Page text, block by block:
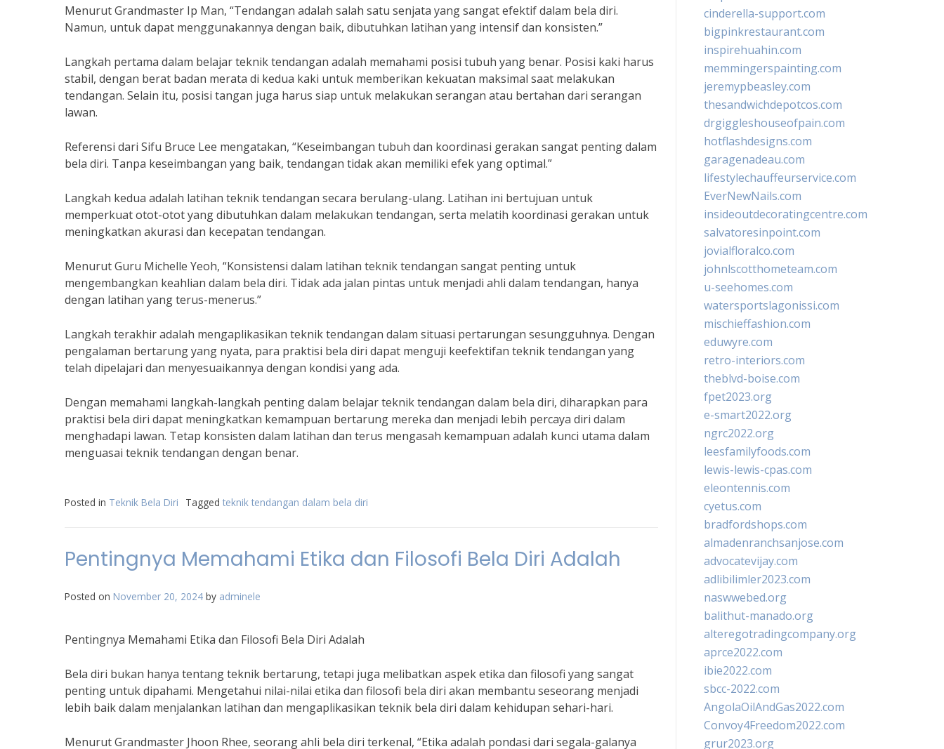
Menurut Grandmaster Ip Man, “Tendangan adalah salah satu senjata yang sangat efektif dalam bela diri.
Namun, untuk dapat menggunakannya dengan baik, dibutuhkan latihan yang intensif dan konsisten.”
Langkah pertama dalam belajar teknik tendangan adalah memahami posisi tubuh yang benar. Posisi kaki harus
stabil, dengan berat badan merata di kedua kaki untuk memberikan kekuatan maksimal saat melakukan
tendangan. Selain itu, posisi tangan juga harus siap untuk melakukan serangan atau bertahan dari serangan
lawan.
Referensi dari Sifu Bruce Lee mengatakan, “Keseimbangan tubuh dan koordinasi gerakan sangat penting dalam
bela diri. Tanpa keseimbangan yang baik, tendangan tidak akan memiliki efek yang optimal.”
Langkah kedua adalah latihan teknik tendangan secara berulang-ulang. Latihan ini bertujuan untuk
memperkuat otot-otot yang dibutuhkan dalam melakukan tendangan, serta melatih koordinasi gerakan untuk
meningkatkan akurasi dan kecepatan tendangan.
Menurut Guru Michelle Yeoh, “Konsistensi dalam latihan teknik tendangan sangat penting untuk
mengembangkan keahlian dalam bela diri. Tidak ada jalan pintas untuk menjadi ahli dalam tendangan, hanya
dengan latihan yang terus-menerus.”
Langkah terakhir adalah mengaplikasikan teknik tendangan dalam situasi pertarungan sesungguhnya. Dengan
pengalaman bertarung yang nyata, para praktisi bela diri dapat menguji keefektifan teknik tendangan yang
telah dipelajari dan menyesuaikannya dengan kondisi yang ada.
Dengan memahami langkah-langkah penting dalam belajar teknik tendangan dalam bela diri, diharapkan para
praktisi bela diri dapat meningkatkan kemampuan bertarung mereka dan menjadi lebih percaya diri dalam
menghadapi lawan. Tetap konsisten dalam latihan dan terus mengasah kemampuan adalah kunci utama dalam
menguasai teknik tendangan dengan benar.
Posted in Teknik Bela Diri Tagged teknik tendangan dalam bela diri
Pentingnya Memahami Etika dan Filosofi Bela Diri Adalah
Posted on November 20, 2024 by adminele
Pentingnya Memahami Etika dan Filosofi Bela Diri Adalah
Bela diri bukan hanya tentang teknik bertarung, tetapi juga melibatkan aspek etika dan filosofi yang sangat
penting untuk dipahami. Mengetahui nilai-nilai etika dan filosofi bela diri akan membantu seseorang menjadi
lebih baik dalam menjalankan latihan dan mengaplikasikan teknik bela diri dalam kehidupan sehari-hari.
Menurut Grandmaster Jhoon Rhee, seorang ahli bela diri terkenal, “Etika adalah pondasi dari segala-galanya
cinderella-support.com
bigpinkrestaurant.com
inspirehuahin.com
memmingerspainting.com
jeremypbeasley.com
thesandwichdepotcos.com
drgiggleshouseofpain.com
hotflashdesigns.com
garagenadeau.com
lifestylechauffeurservice.com
EverNewNails.com
insideoutdecoratingcentre.com
salvatoresinpoint.com
jovialfloralco.com
johnlscotthometeam.com
u-seehomes.com
watersportslagonissi.com
mischieffashion.com
eduwyre.com
retro-interiors.com
theblvd-boise.com
fpet2023.org
e-smart2022.org
ngrc2022.org
leesfamilyfoods.com
lewis-lewis-cpas.com
eleontennis.com
cyetus.com
bradfordshops.com
almadenranchsanjose.com
advocatevijay.com
adlibilimler2023.com
naswwebed.org
balithut-manado.org
alteregotradingcompany.org
aprce2022.com
ibie2022.com
sbcc-2022.com
AngolaOilAndGas2022.com
Convoy4Freedom2022.com
grur2023.org